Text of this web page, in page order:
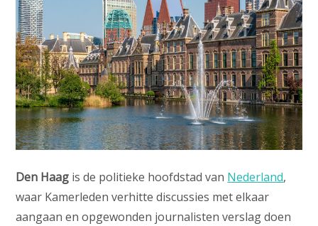
Den Haag is de politieke hoofdstad van Nederland,
waar Kamerleden verhitte discussies met elkaar
aangaan en opgewonden journalisten verslag doen